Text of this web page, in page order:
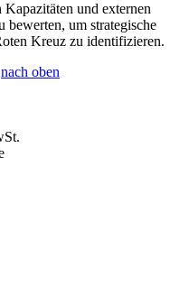
und externen
bewerten, um strategische
Kreuz zu identifizieren.
nach oben